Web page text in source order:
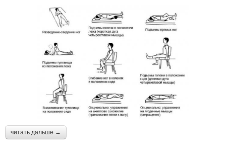
читать дальше →